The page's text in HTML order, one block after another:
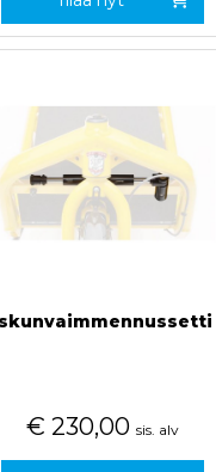
€ 230,00 sis. alv